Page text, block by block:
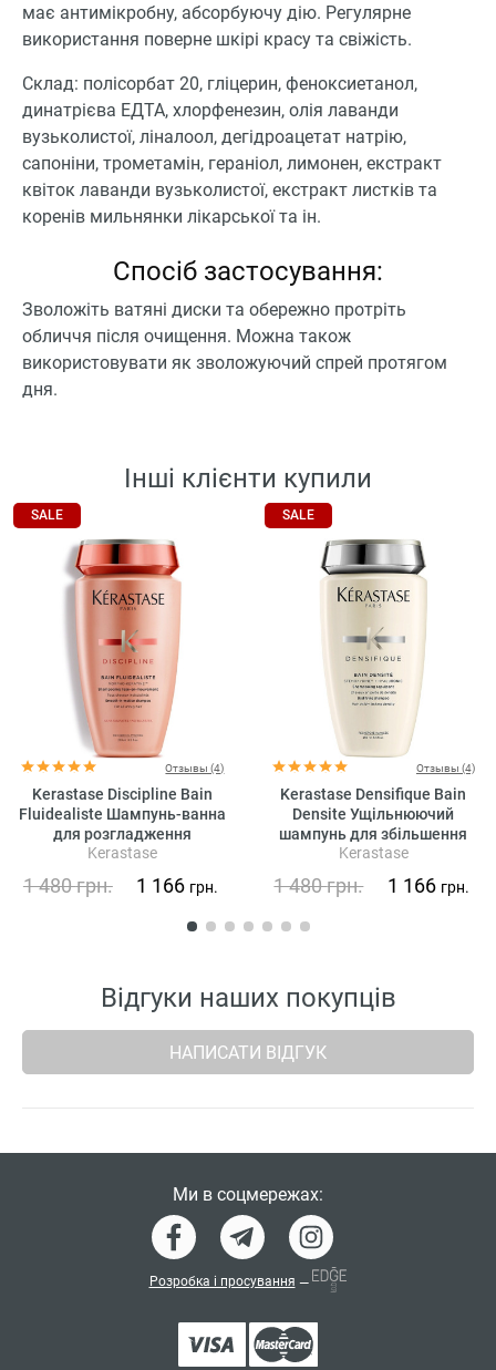
має антимікробну, абсорбуючу дію. Регулярне
використання поверне шкірі красу та свіжість.
Склад: полісорбат 20, гліцерин, феноксиетанол,
динатрієва ЕДТА, хлорфенезин, олія лаванди
вузьколистої, ліналоол, дегідроацетат натрію,
сапоніни, трометамін, гераніол, лимонен, екстракт
квіток лаванди вузьколистої, екстракт листків та
коренів мильнянки лікарської та ін.
Спосіб застосування:
Зволожіть ватяні диски та обережно протріть
обличчя після очищення. Можна також
використовувати як зволожуючий спрей протягом
дня.
Інші клієнти купили
SALE
Отзывы (4)
Kerastase Discipline Bain
Fluidealiste Шампунь-ванна
для розгладження
неслухняного волосся (без
Kerastase
1 480грн. 1 166 грн.
SALE
Отзывы (4)
Kerastase Densifique Bain
Densite Ущільнюючий
шампунь для збільшення
густоти волосся
Kerastase
1 480грн. 1 166 грн.
Відгуки наших покупців
НАПИСАТИ ВІДГУК
Ми в соцмережах:
Розробка і просування —